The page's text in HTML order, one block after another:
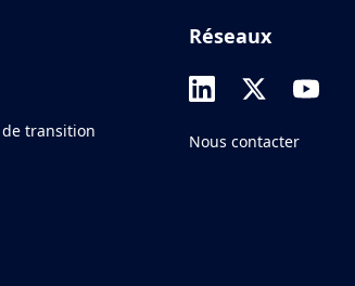
transition
Réseaux
Nous contacter